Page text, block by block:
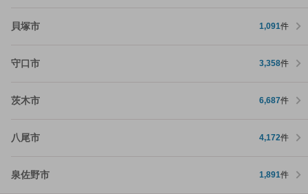
貝塚市 1,091件
守口市 3,358件
茨木市 6,687件
八尾市 4,172件
泉佐野市 1,891件